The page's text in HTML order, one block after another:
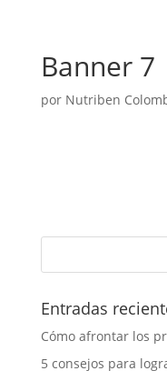
Banner 7
por Nutriben
Entradas
Cómo afrontar los
5 consejos para